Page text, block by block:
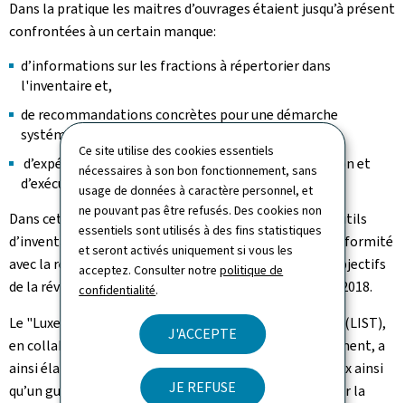
Ce site utilise des cookies essentiels
nécessaires à son bon fonctionnement, sans
usage de données à caractère personnel, et
ne pouvant pas être refusés. Des cookies non
essentiels sont utilisés à des fins statistiques
et seront activés uniquement si vous les
acceptez. Consulter notrepolitique de
confidentialité.
J'ACCEPTE
JE REFUSE
Dans la pratique les maitres d’ouvrages étaient jusqu’à présent
confrontées à un certain manque:
d’informations sur les fractions à répertorier dans
l'inventaire et,
de recommandations concrètes pour une démarche
systématique,
d’expérience dans une telle démarche de planification et
d’exécution d’un chantier.
Dans cette optique, il a été décidé de développer ces outils
d’inventaire et de guide pour clarifier et faciliter la conformité
avec la réglementation en vigueur et d’atteindre les objectifs
de la révision de la directive sur les déchets publiée en 2018.
Le "Luxembourg Institute of Science and Technology" (LIST),
en collaboration avec l’Administration de l’environnement, a
ainsi élaboré un modèle pour l’inventaire des matériaux ainsi
qu’un guide associé pour aider les acteurs concernés par la